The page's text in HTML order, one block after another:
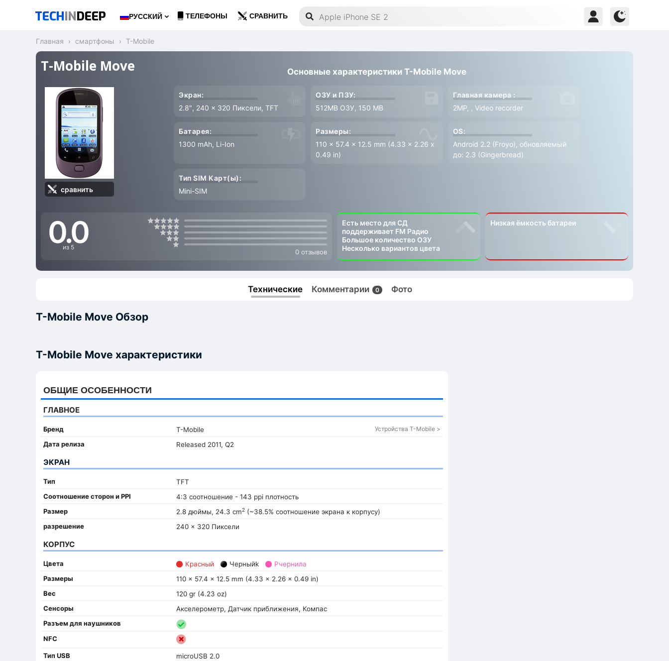
TECHINDEEP РУССКИЙ ТЕЛЕФОНЫ СРАВНИТЬ
Главная смартфоны T-Mobile
T-Mobile Move
сравнить
Основные характеристики T-Mobile Move
Экран:
2.8″, 240 x 320 Пиксели, TFT
ОЗУ и ПЗУ:
512MB ОЗУ, 150 MB
Главная камера :
2MP, , Video recorder
Батарея:
1300 mAh, Li-Ion
Размеры:
110 x 57.4 x 12.5 mm (4.33 x 2.26 x
0.49 in)
OS:
Android 2.2 (Froyo), обновляемый
до: 2.3 (Gingerbread)
Тип SIM Карт(ы):
Mini-SIM
0.0
из 5
0 отзывов
Есть место для СД
поддерживает FM Радио
Большое количество ОЗУ
Несколько вариантов цвета
Низкая ёмкость батареи
Технические Комментарии 0 Фото
T-Mobile Move Обзор
T-Mobile Move характеристики
ОБЩИЕ ОСОБЕННОСТИ
ГЛАВНОЕ
Бренд T-Mobile Устройства T-Mobile >
Дата релиза Released 2011, Q2
ЭКРАН
Тип
TFT
Соотношение сторон и PPI
4:3 соотношение - 143 ppi плотность
Размер
2.8 дюймы, 24.3 cm2(~38.5% соотношение экрана к корпусу)
разрешение
240 x 320 Пиксели
КОРПУС
Цвета Красный Черныйk
Pчернила
Размеры
110 x 57.4 x 12.5 mm (4.33 x 2.26 x 0.49 in)
Вес
120 gr (4.23 oz)
Сенсоры
Акселерометр, Датчик приближения, Компас
Разъем для наушников
NFC
Тип USB microUSB 2.0